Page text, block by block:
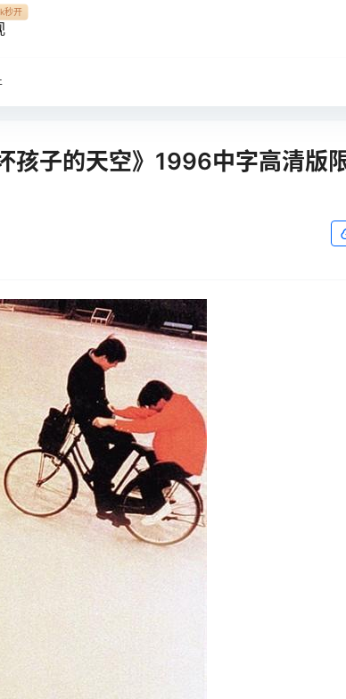
秒开
孩子的天空》1996中字高清版